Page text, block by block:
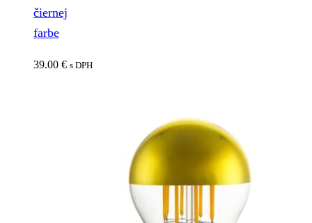
čiernej
farbe
39.00 € s DPH